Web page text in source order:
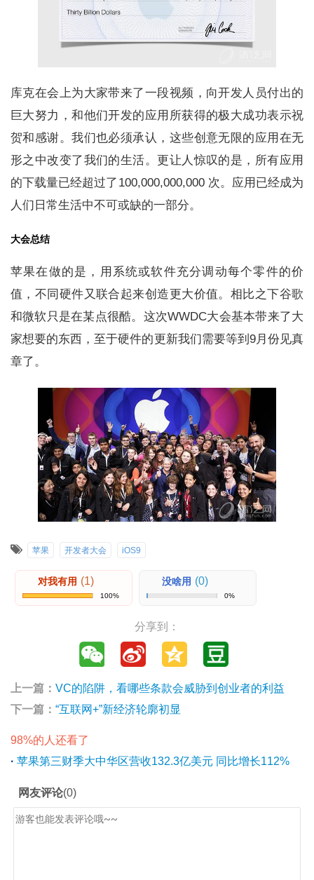
库克在会上为大家带来了一段视频，向开发人员付出的
巨大努力，和他们开发的应用所获得的极大成功表示祝
贺和感谢。我们也必须承认，这些创意无限的应用在无
形之中改变了我们的生活。更让人惊叹的是，所有应用
的下载量已经超过了100,000,000,000 次。应用已经成为
人们日常生活中不可或缺的一部分。
大会总结
苹果在做的是，用系统或软件充分调动每个零件的价
值，不同硬件又联合起来创造更大价值。相比之下谷歌
和微软只是在某点很酷。这次WWDC大会基本带来了大
家想要的东西，至于硬件的更新我们需要等到9月份见真
章了。
苹果 开发者大会 iOS9
对我有用 (1)
100%
没啥用 (0)
0%
分享到：
上一篇： VC的陷阱，看哪些条款会威胁到创业者的利益
下一篇： “互联网+”新经济轮廓初显
98%的人还看了
· 苹果第三财季大中华区营收132.3亿美元 同比增长112%